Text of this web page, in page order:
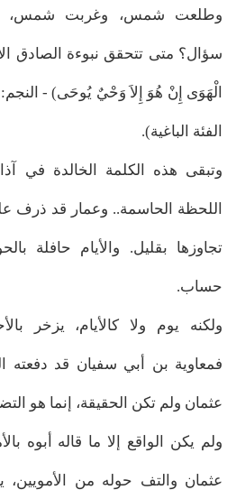
وطلعت شمس، وغربت شمس،
سؤال؟ متى تتحقق نبوءة الصادق
الفئة الباغية).
وتبقى هذه الكلمة الخالدة في
اللحظة الحاسمة.. وعمار قد ذرف
تجاوزها بقليل. والأيام حافلة
حساب.
ولكنه يوم ولا كالأيام، يزخر
فمعاوية بن أبي سفيان قد دفعته
عثمان ولم تكن الحقيقة، إنما هو
ولم يكن الواقع إلا ما قاله أبوه
عثمان والتف حوله من